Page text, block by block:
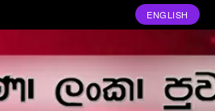
ENGLISH